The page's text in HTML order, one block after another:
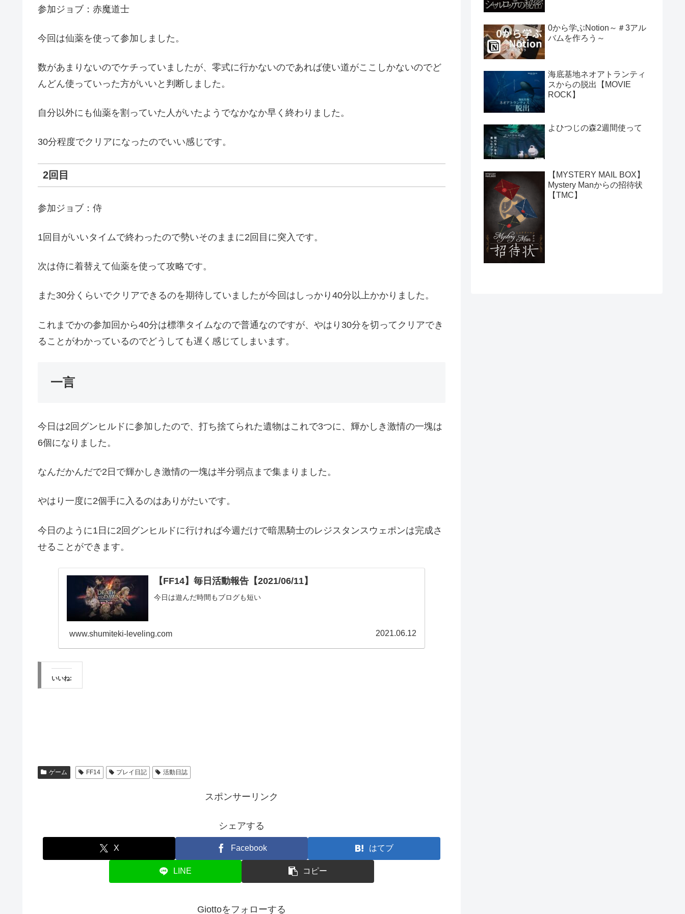
参加ジョブ：赤魔道士
今回は仙薬を使って参加しました。
数があまりないのでケチっていましたが、零式に行かないのであれば使い道がここしかないのでど
んどん使っていった方がいいと判断しました。
自分以外にも仙薬を割っていた人がいたようでなかなか早く終わりました。
30分程度でクリアになったのでいい感じです。
2回目
参加ジョブ：侍
1回目がいいタイムで終わったので勢いそのままに2回目に突入です。
次は侍に着替えて仙薬を使って攻略です。
また30分くらいでクリアできるのを期待していましたが今回はしっかり40分以上かかりました。
これまでかの参加回から40分は標準タイムなので普通なのですが、やはり30分を切ってクリアでき
ることがわかっているのでどうしても遅く感じてしまいます。
一言
今日は2回グンヒルドに参加したので、打ち捨てられた遺物はこれで3つに、輝かしき激情の一塊は
6個になりました。
なんだかんだで2日で輝かしき激情の一塊は半分弱点まで集まりました。
やはり一度に2個手に入るのはありがたいです。
今日のように1日に2回グンヒルドに行ければ今週だけで暗黒騎士のレジスタンスウェポンは完成さ
せることができます。
【FF14】毎日活動報告【2021/06/11】
今日は遊んだ時間もブログも短い
www.shumiteki-leveling.com 2021.06.12
いいね:
ゲーム FF14 プレイ日記 活動日誌
スポンサーリンク
シェアする
X Facebook はてブ
LINE コピー
Giottoをフォローする
0から学ぶNotion～＃3アル
バムを作ろう～
海底基地ネオアトランティ
スからの脱出【MOVIE
ROCK】
よひつじの森2週間使って
【MYSTERY MAIL BOX】
Mystery Manからの招待状
【TMC】